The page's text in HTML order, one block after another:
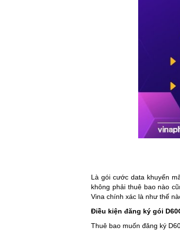
Là gói cước data khuyến
không phải thuê bao nào
Vina chính xác là như thế
Điều kiện đăng ký gói
Thuê bao muốn đăng ký